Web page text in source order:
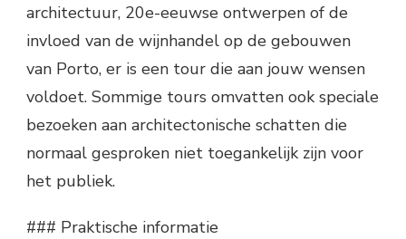
architectuur, 20e-eeuwse ontwerpen of de
invloed van de wijnhandel op de gebouwen
van Porto, er is een tour die aan jouw wensen
voldoet. Sommige tours omvatten ook speciale
bezoeken aan architectonische schatten die
normaal gesproken niet toegankelijk zijn voor
het publiek.
### Praktische informatie